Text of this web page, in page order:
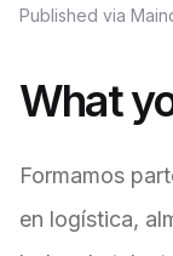
Published via
What
Formamos
en logística,